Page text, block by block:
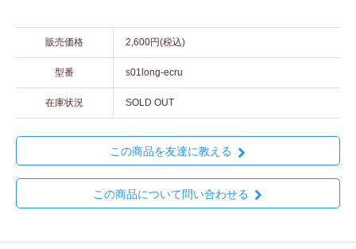
販売価格 2,600円(税込)
型番 s01long-ecru
在庫状況 SOLD OUT
この商品を友達に教える
この商品について問い合わせる